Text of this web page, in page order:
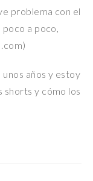
problema con el
a poco,
años y estoy
shorts y cómo los